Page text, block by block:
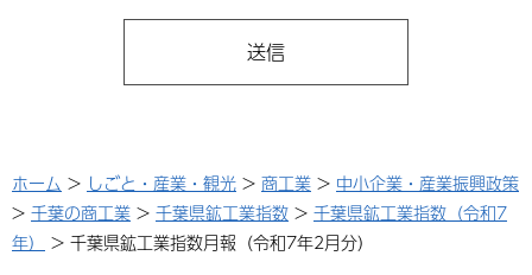
ホーム > しごと・産業・観光 > 商工業 > 中小企業・産業振興政策
> 千葉の商工業 > 千葉県鉱工業指数 > 千葉県鉱工業指数（令和7
年）
> 千葉県鉱工業指数月報（令和7年2月分）